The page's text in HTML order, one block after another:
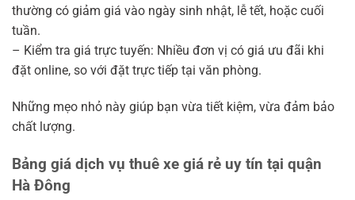
thường có giảm giá vào ngày sinh nhật, lễ tết, hoặc cuối
tuần.
– Kiểm tra giá trực tuyến: Nhiều đơn vị có giá ưu đãi khi
đặt online, so với đặt trực tiếp tại văn phòng.
Những mẹo nhỏ này giúp bạn vừa tiết kiệm, vừa đảm bảo
chất lượng.
Bảng giá dịch vụ thuê xe giá rẻ uy tín tại quận
Hà Đông